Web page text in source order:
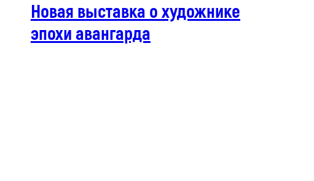
Новая выставка о художнике
эпохи авангарда